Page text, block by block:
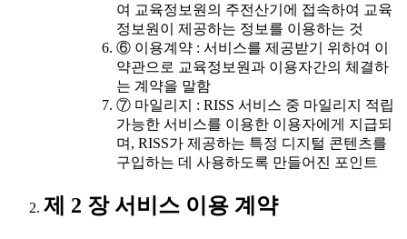
여 교육정보원의 주전산기에 접속하여 교육
정보원이 제공하는 정보를 이용하는 것
⑥ 이용계약 : 서비스를 제공받기 위하여 이
약관으로 교육정보원과 이용자간의 체결하
는 계약을 말함
⑦ 마일리지 : RISS 서비스 중 마일리지 적립
가능한 서비스를 이용한 이용자에게 지급되
며, RISS가 제공하는 특정 디지털 콘텐츠를
구입하는 데 사용하도록 만들어진 포인트
제 2 장 서비스 이용 계약